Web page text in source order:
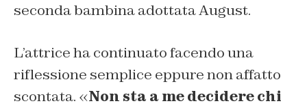
seconda bambina adottata August.
L’attrice ha continuato facendo una
riflessione semplice eppure non affatto
scontata. «Non sta a me decidere chi